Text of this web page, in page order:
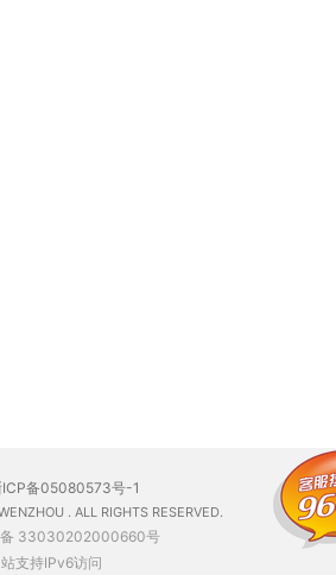
ICP备05080573号-1
. ALL RIGHTS RESERVED.
备 33030202000660号
支持IPv6访问